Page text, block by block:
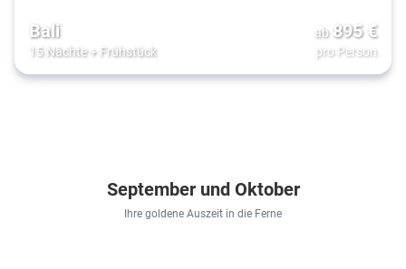
Bali
15 Nächte+ Frühstück
ab 895€
pro Person
September und Oktober
Ihre goldene Auszeit in die Ferne